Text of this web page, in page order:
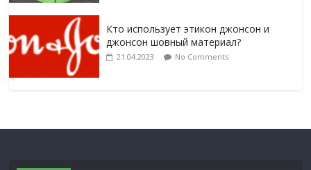
Кто использует этикон джонсон и
джонсон шовный материал?
21.04.2023 No Comments